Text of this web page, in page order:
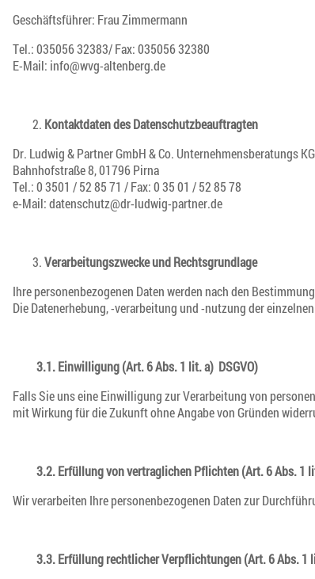
Geschäftsführer: Frau Zimmermann
Tel.: 035056 32383/ Fax: 035056 32380
E-Mail: info@­wvg-altenberg.de
Kontaktdaten des Datenschutzbeauftragten
Dr. Ludwig & Partner GmbH & Co. Unternehmensberatungs KG
Bahnhofstraße 8, 01796 Pirna
Tel.: 0 3501 / 52 85 71 / Fax: 0 35 01 / 52 85 78
e-Mail: datenschutz@­dr-ludwig-partner.de
Verarbeitungszwecke und Rechtsgrundlage
Ihre personenbezogenen Daten werden nach den
Die Datenerhebung, -verarbeitung und -nutzung der
3.1. Einwilligung (Art. 6 Abs. 1 lit. a) DSGVO)
Falls Sie uns eine Einwilligung zur Verarbeitung von
mit Wirkung für die Zukunft ohne Angabe von Gründen
3.2. Erfüllung von vertraglichen Pflichten (Art. 6 Abs. 1
Wir verarbeiten Ihre personenbezogenen Daten zur
3.3. Erfüllung rechtlicher Verpflichtungen (Art. 6 Abs. 1